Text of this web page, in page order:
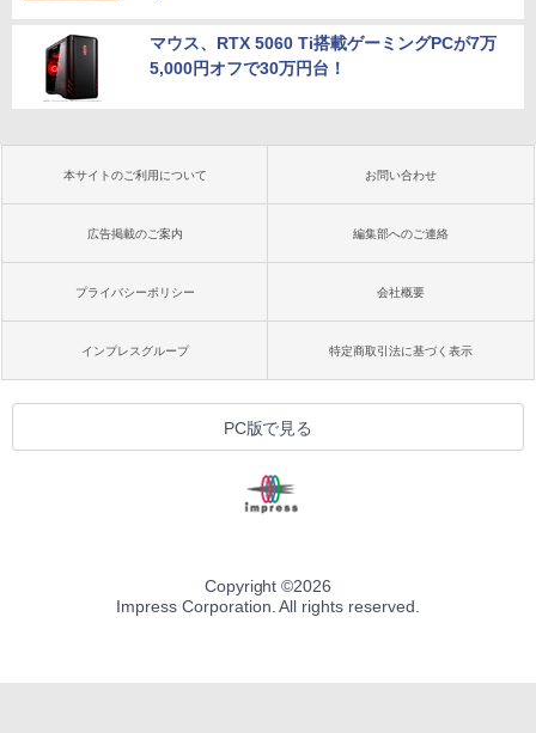
マウス、RTX 5060 Ti搭載ゲーミングPCが7万
5,000円オフで30万円台！
本サイトのご利用について お問い合わせ
広告掲載のご案内 編集部へのご連絡
プライバシーポリシー 会社概要
インプレスグループ 特定商取引法に基づく表示
PC版で見る
Copyright ©2026
Impress Corporation. All rights reserved.